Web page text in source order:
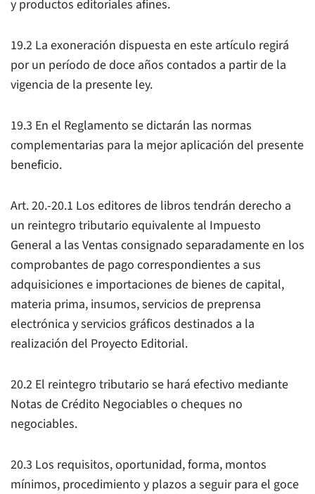
y productos editoriales afines.
19.2 La exoneración dispuesta en este artículo regirá
por un período de doce años contados a partir de la
vigencia de la presente ley.
19.3 En el Reglamento se dictarán las normas
complementarias para la mejor aplicación del presente
beneficio.
Art. 20.-20.1 Los editores de libros tendrán derecho a
un reintegro tributario equivalente al Impuesto
General a las Ventas consignado separadamente en los
comprobantes de pago correspondientes a sus
adquisiciones e importaciones de bienes de capital,
materia prima, insumos, servicios de preprensa
electrónica y servicios gráficos destinados a la
realización del Proyecto Editorial.
20.2 El reintegro tributario se hará efectivo mediante
Notas de Crédito Negociables o cheques no
negociables.
20.3 Los requisitos, oportunidad, forma, montos
mínimos, procedimiento y plazos a seguir para el goce